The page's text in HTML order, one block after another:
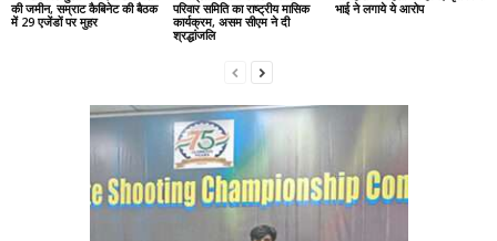
की जमीन, सम्राट कैबिनेट की बैठक
में 29 एजेंडों पर मुहर
परिवार समिति का राष्ट्रीय मासिक
कार्यक्रम, असम सीएम ने दी
श्रद्धांजलि
भाई ने लगाये ये आरोप